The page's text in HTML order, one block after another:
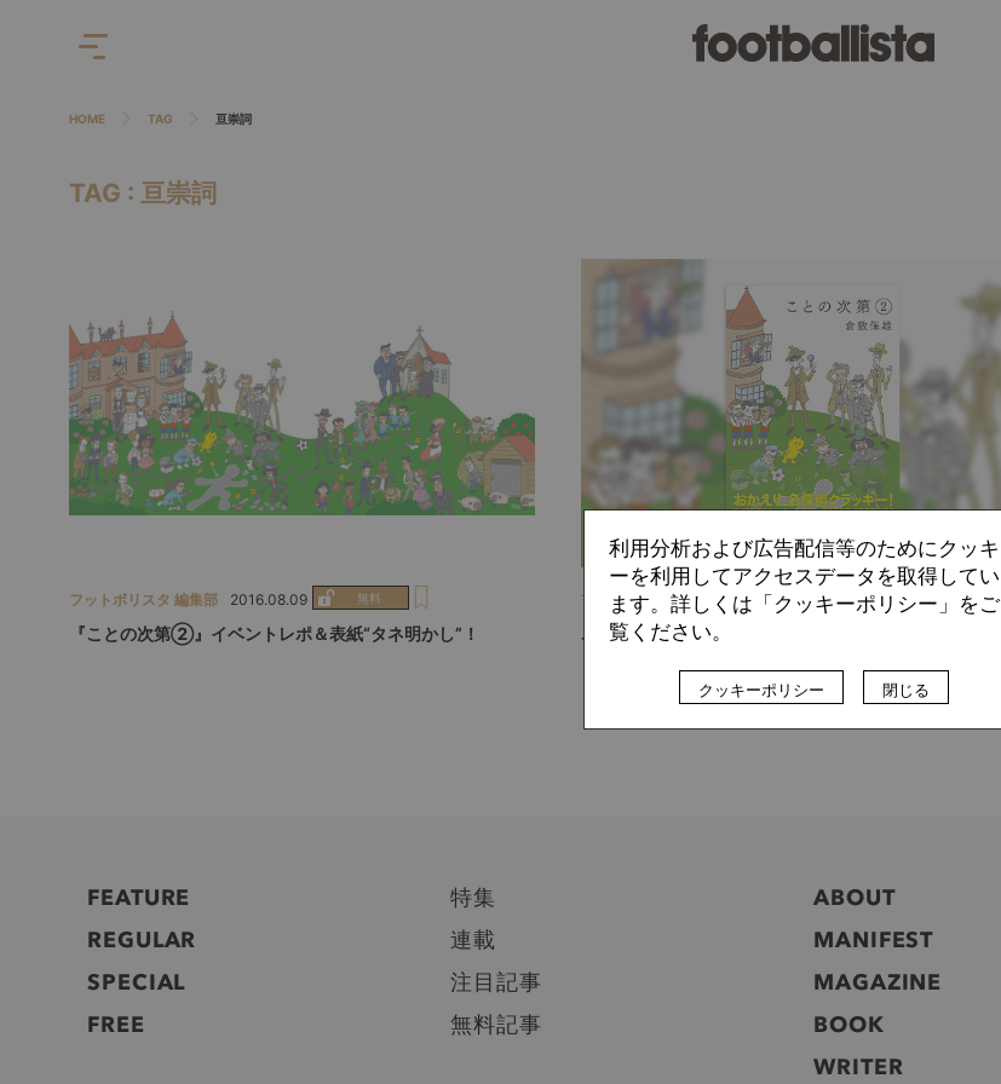
HOME TAG 亘崇詞
TAG : 亘崇詞
フットボリスタ 編集部 2016.08.09
『ことの次第②』イベントレポ＆表紙“タネ明かし”！
フットボリスタ 編集部 2016.06.27
ことの次第②
FEATURE
特集
REGULAR
連載
SPECIAL
注目記事
FREE
無料記事
ABOUT
MANIFEST
MAGAZINE
BOOK
WRITER
利用分析および広告配信等のためにクッキ
ーを利用してアクセスデータを取得してい
ます。詳しくは「クッキーポリシー」をご
覧ください。
クッキーポリシー 閉じる